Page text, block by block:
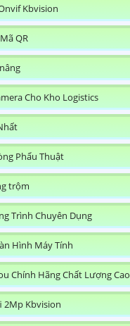
Kbvision
QR
Cho Kho Logistics
Phẩu Thuật
trộm
Trình Chuyên Dụng
Hình Máy Tính
Chính Hãng Chất Lượng Cao
2Mp Kbvision